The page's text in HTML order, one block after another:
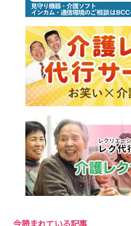
今読まれている記事